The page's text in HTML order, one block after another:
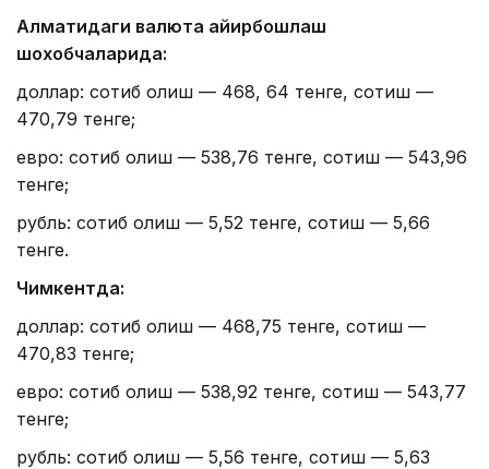
Алматидаги валюта айирбошлаш
шохобчаларида:
доллар: сотиб олиш — 468, 64 тенге, сотиш —
470,79 тенге;
евро: сотиб олиш — 538,76 тенге, сотиш — 543,96
тенге;
рубль: сотиб олиш — 5,52 тенге, сотиш — 5,66
тенге.
Чимкентда:
доллар: сотиб олиш — 468,75 тенге, сотиш —
470,83 тенге;
евро: сотиб олиш — 538,92 тенге, сотиш — 543,77
тенге;
рубль: сотиб олиш — 5,56 тенге, сотиш — 5,63